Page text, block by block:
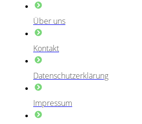
Über uns
Kontakt
Datenschutzerklärung
Impressum